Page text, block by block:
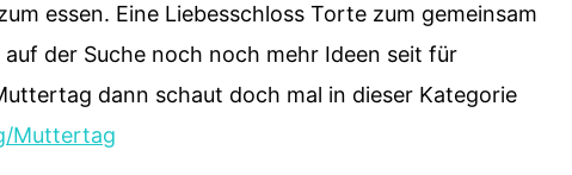
essen. Eine Liebesschloss Torte zum gemeinsam
auf der Suche noch noch mehr Ideen seit für
dann schaut doch mal in dieser Kategorie
Muttertag